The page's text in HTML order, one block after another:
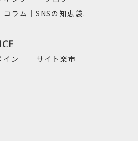
コラム｜SNSの知恵袋.
イン サイト楽市